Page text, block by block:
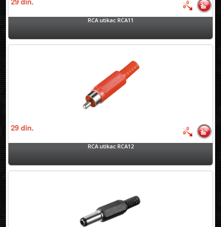
RCA utikac RCA11
29din.
RCA utikac RCA12